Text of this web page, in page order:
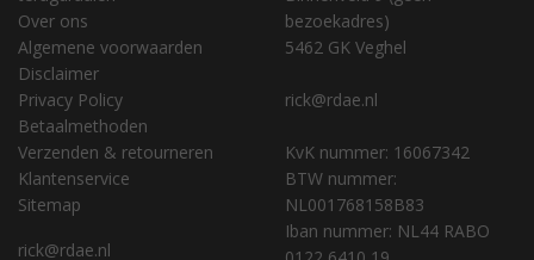
Over ons
Algemene voorwaarden
Disclaimer
Privacy Policy
Betaalmethoden
Verzenden & retourneren
Klantenservice
Sitemap
rick@rdae.nl
bezoekadres)
5462 GK Veghel
rick@rdae.nl
KvK nummer: 16067342
BTW nummer:
NL001768158B83
Iban nummer: NL44 RABO